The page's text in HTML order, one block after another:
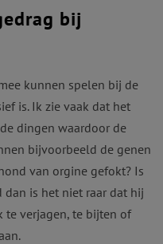
bij
kunnen spelen bij de
is. Ik zie vaak dat het
dingen waardoor de
bijvoorbeeld de genen
van orgine gefokt? Is
is het niet raar dat hij
te verjagen, te bijten of